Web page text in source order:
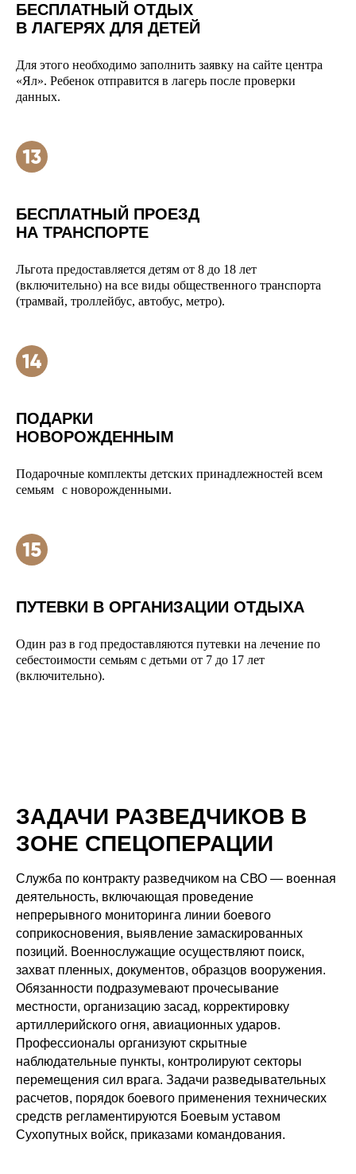
БЕСПЛАТНЫЙ ОТДЫХ
В ЛАГЕРЯХ ДЛЯ ДЕТЕЙ
Для этого необходимо заполнить заявку на сайте центра
«Ял». Ребенок отправится в лагерь после проверки
данных.
БЕСПЛАТНЫЙ ПРОЕЗД
НА ТРАНСПОРТЕ
Льгота предоставляется детям от 8 до 18 лет
(включительно) на все виды общественного транспорта
(трамвай, троллейбус, автобус, метро).
ПОДАРКИ
НОВОРОЖДЕННЫМ
Подарочные комплекты детских принадлежностей всем
семьям с новорожденными.
ПУТЕВКИ В ОРГАНИЗАЦИИ ОТДЫХА
Один раз в год предоставляются путевки на лечение по
себестоимости семьям с детьми от 7 до 17 лет
(включительно).
ЗАДАЧИ РАЗВЕДЧИКОВ В
ЗОНЕ СПЕЦОПЕРАЦИИ
Служба по контракту разведчиком на СВО — военная
деятельность, включающая проведение
непрерывного мониторинга линии боевого
соприкосновения, выявление замаскированных
позиций. Военнослужащие осуществляют поиск,
захват пленных, документов, образцов вооружения.
Обязанности подразумевают прочесывание
местности, организацию засад, корректировку
артиллерийского огня, авиационных ударов.
Профессионалы организуют скрытные
наблюдательные пункты, контролируют секторы
перемещения сил врага. Задачи разведывательных
расчетов, порядок боевого применения технических
средств регламентируются Боевым уставом
Сухопутных войск, приказами командования.